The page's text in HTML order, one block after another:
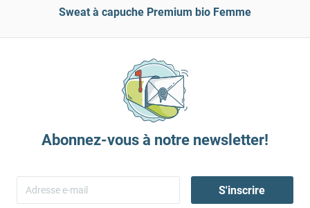
Sweat à capuche Premium bio Femme
Abonnez-vous à notre newsletter!
S'inscrire